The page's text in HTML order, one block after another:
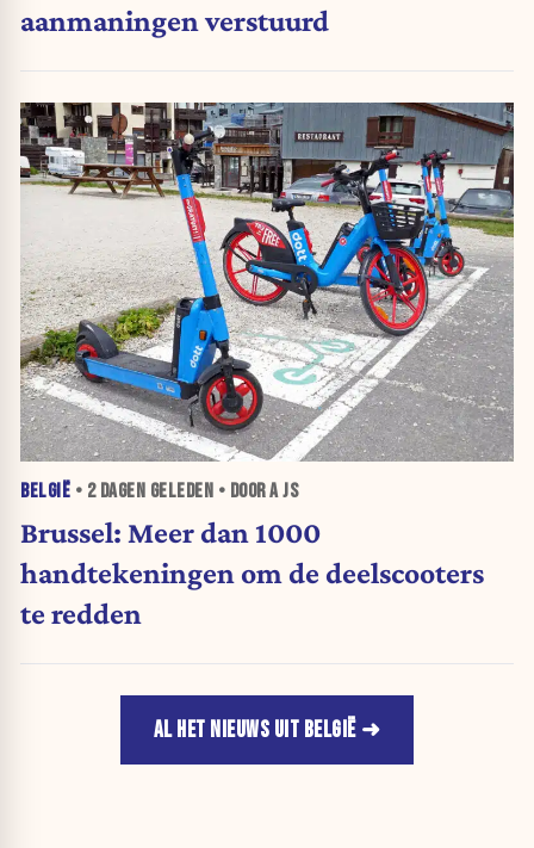
aanmaningen verstuurd
BELGIË • 2 DAGEN GELEDEN • DOOR A JS
Brussel: Meer dan 1000
handtekeningen om de deelscooters
te redden
AL HET NIEUWS UIT BELGIË